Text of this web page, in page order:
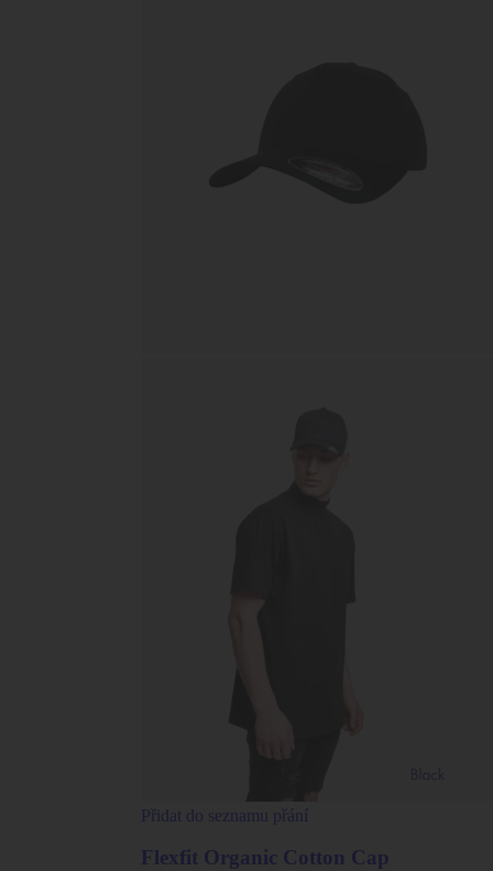
Přidat do seznamu přání
Flexfit Organic Cotton Cap